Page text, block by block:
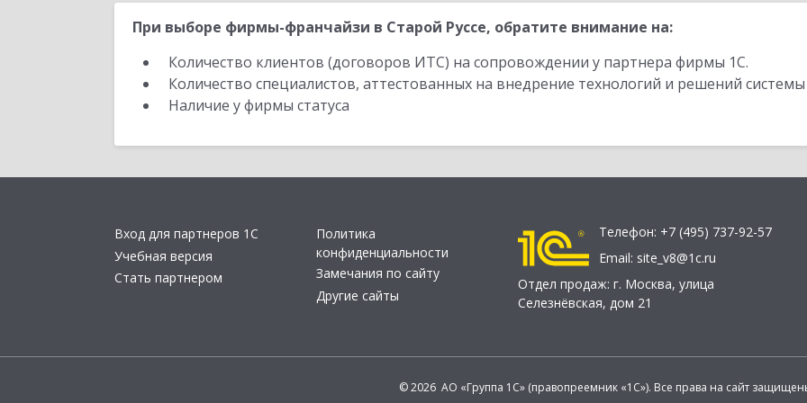
При выборе фирмы-франчайзи в Старой Руссе, обратите внимание на:
Количество клиентов (договоров ИТС) на сопровождении у партнера фирмы 1С.
Количество специалистов, аттестованных на внедрение технологий и решений
Наличие у фирмы статуса
Вход для партнеров 1С
Учебная версия
Стать партнером
Политика
конфиденциальности
Замечания по сайту
Другие сайты
Телефон: +7 (495) 737-92-57
Email: site_v8@1c.ru
Отдел продаж: г. Москва, улица
Селезнёвская, дом 21
© 2026 АО «Группа 1С» (правопреемник «1С»). Все права на сайт